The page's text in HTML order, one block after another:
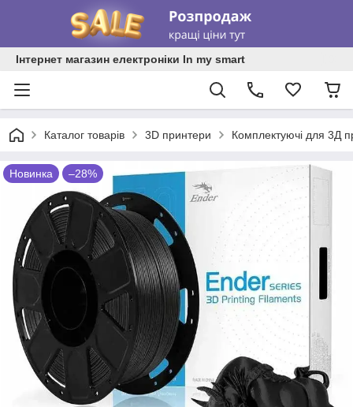
Інтернет магазин електроніки In my smart
Каталог товарів 3D принтери Комплектуючі для 3Д
Новинка –28%